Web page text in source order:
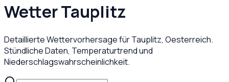
WetterTauplitz
Detaillierte Wettervorhersage fürTauplitz, Oesterreich.
Stündliche Daten, Temperaturtrend und
Niederschlagswahrscheinlichkeit.